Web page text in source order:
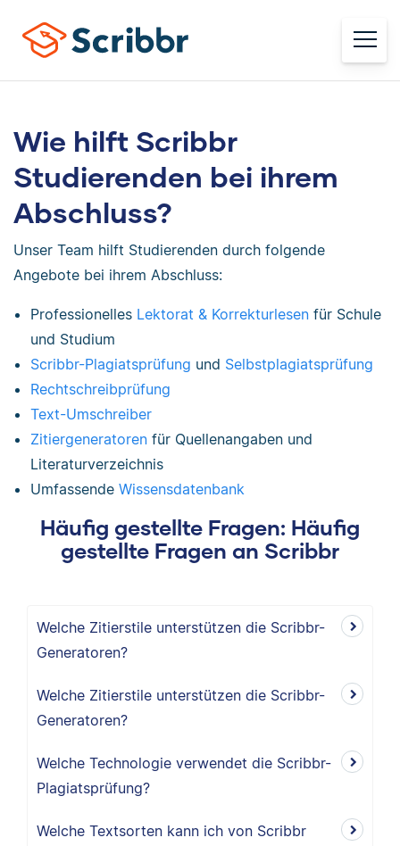
Wie hilft Scribbr
Studierenden bei ihrem
Abschluss?
Unser Team hilft Studierenden durch folgende
Angebote bei ihrem Abschluss:
Professionelles Lektorat & Korrekturlesen für Schule
und Studium
Scribbr-Plagiatsprüfung und Selbstplagiatsprüfung
Rechtschreibprüfung
Text-Umschreiber
Zitiergeneratoren für Quellenangaben und
Literaturverzeichnis
UmfassendeWissensdatenbank
Häufig gestellte Fragen: Häufig
gestellte Fragen an Scribbr
Welche Zitierstile unterstützen die Scribbr-
Generatoren?
Welche Zitierstile unterstützen die Scribbr-
Generatoren?
Welche Technologie verwendet die Scribbr-
Plagiatsprüfung?
Welche Textsorten kann ich von Scribbr